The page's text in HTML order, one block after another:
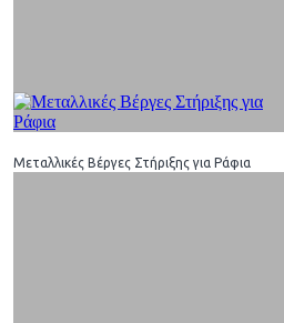
Μεταλλικές Βέργες Στήριξης για Ράφια